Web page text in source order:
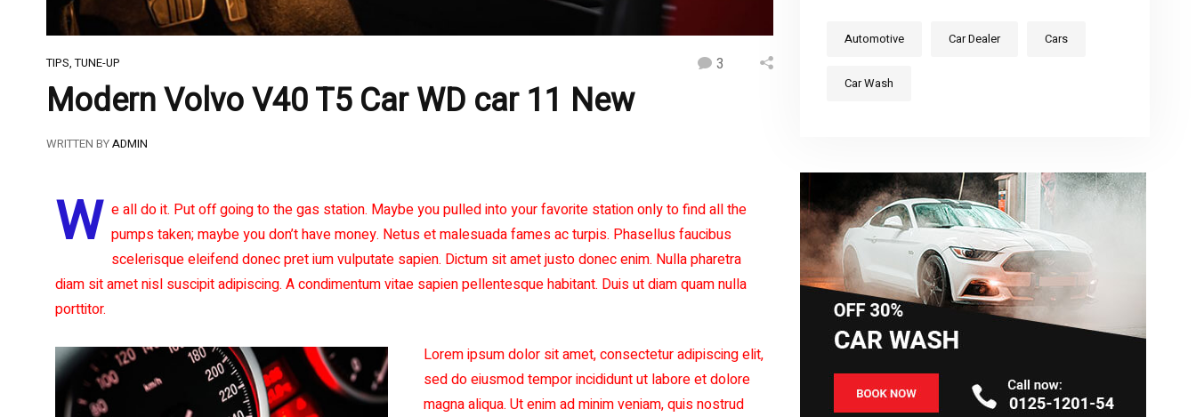
TIPS,TUNE-UP 3
Modern Volvo V40 T5 Car WD car 11 New
WRITTEN BYADMIN
W e all do it. Put off going to the gas station. Maybe you pulled into your favorite station only to find all the
pumps taken; maybe you don’t have money. Netus et malesuada fames ac turpis. Phasellus faucibus
scelerisque eleifend donec pret ium vulputate sapien. Dictum sit amet justo donec enim. Nulla pharetra
diam sit amet nisl suscipit adipiscing. A condimentum vitae sapien pellentesque habitant. Duis ut diam quam nulla
porttitor.
Lorem ipsum dolor sit amet, consectetur adipiscing elit,
sed do eiusmod tempor incididunt ut labore et dolore
magna aliqua. Ut enim ad minim veniam, quis nostrud
Automotive Car Dealer Cars
Car Wash